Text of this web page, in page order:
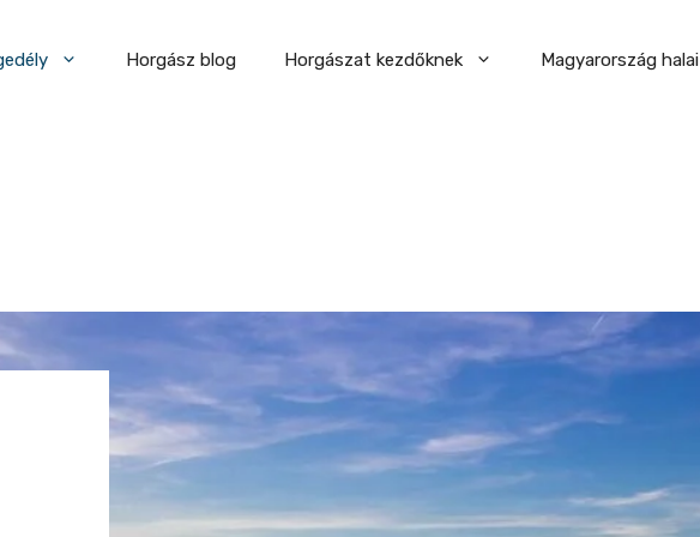
Horgász blog Horgászat kezdőknek Magyarország halai